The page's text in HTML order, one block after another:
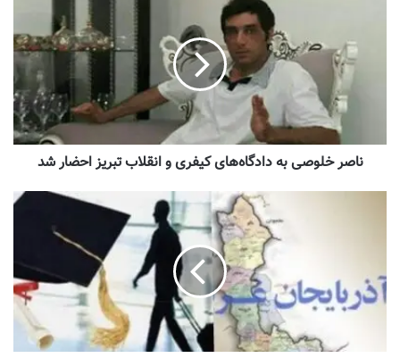
ناصر خلوصی به دادگاه‌های کیفری و انقلاب تبریز احضار شد